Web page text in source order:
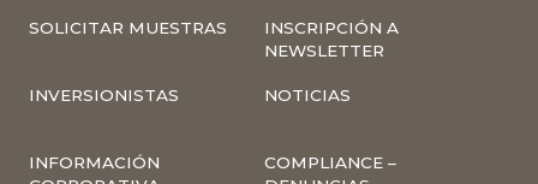
SOLICITAR MUESTRAS
INSCRIPCIÓN A
NEWSLETTER
INVERSIONISTAS NOTICIAS
INFORMACIÓN
COMPLIANCE –